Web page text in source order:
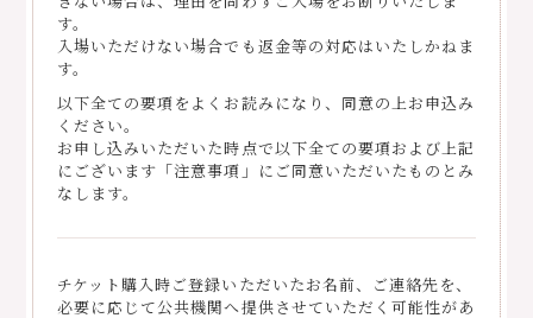
す。
入場いただけない場合でも返金等の対応はいたしかねま
す。
以下全ての要項をよくお読みになり、同意の上お申込み
ください。
お申し込みいただいた時点で以下全ての要項および上記
にございます「注意事項」にご同意いただいたものとみ
なします。
チケット購入時ご登録いただいたお名前、ご連絡先を、
必要に応じて公共機関へ提供させていただく可能性があ